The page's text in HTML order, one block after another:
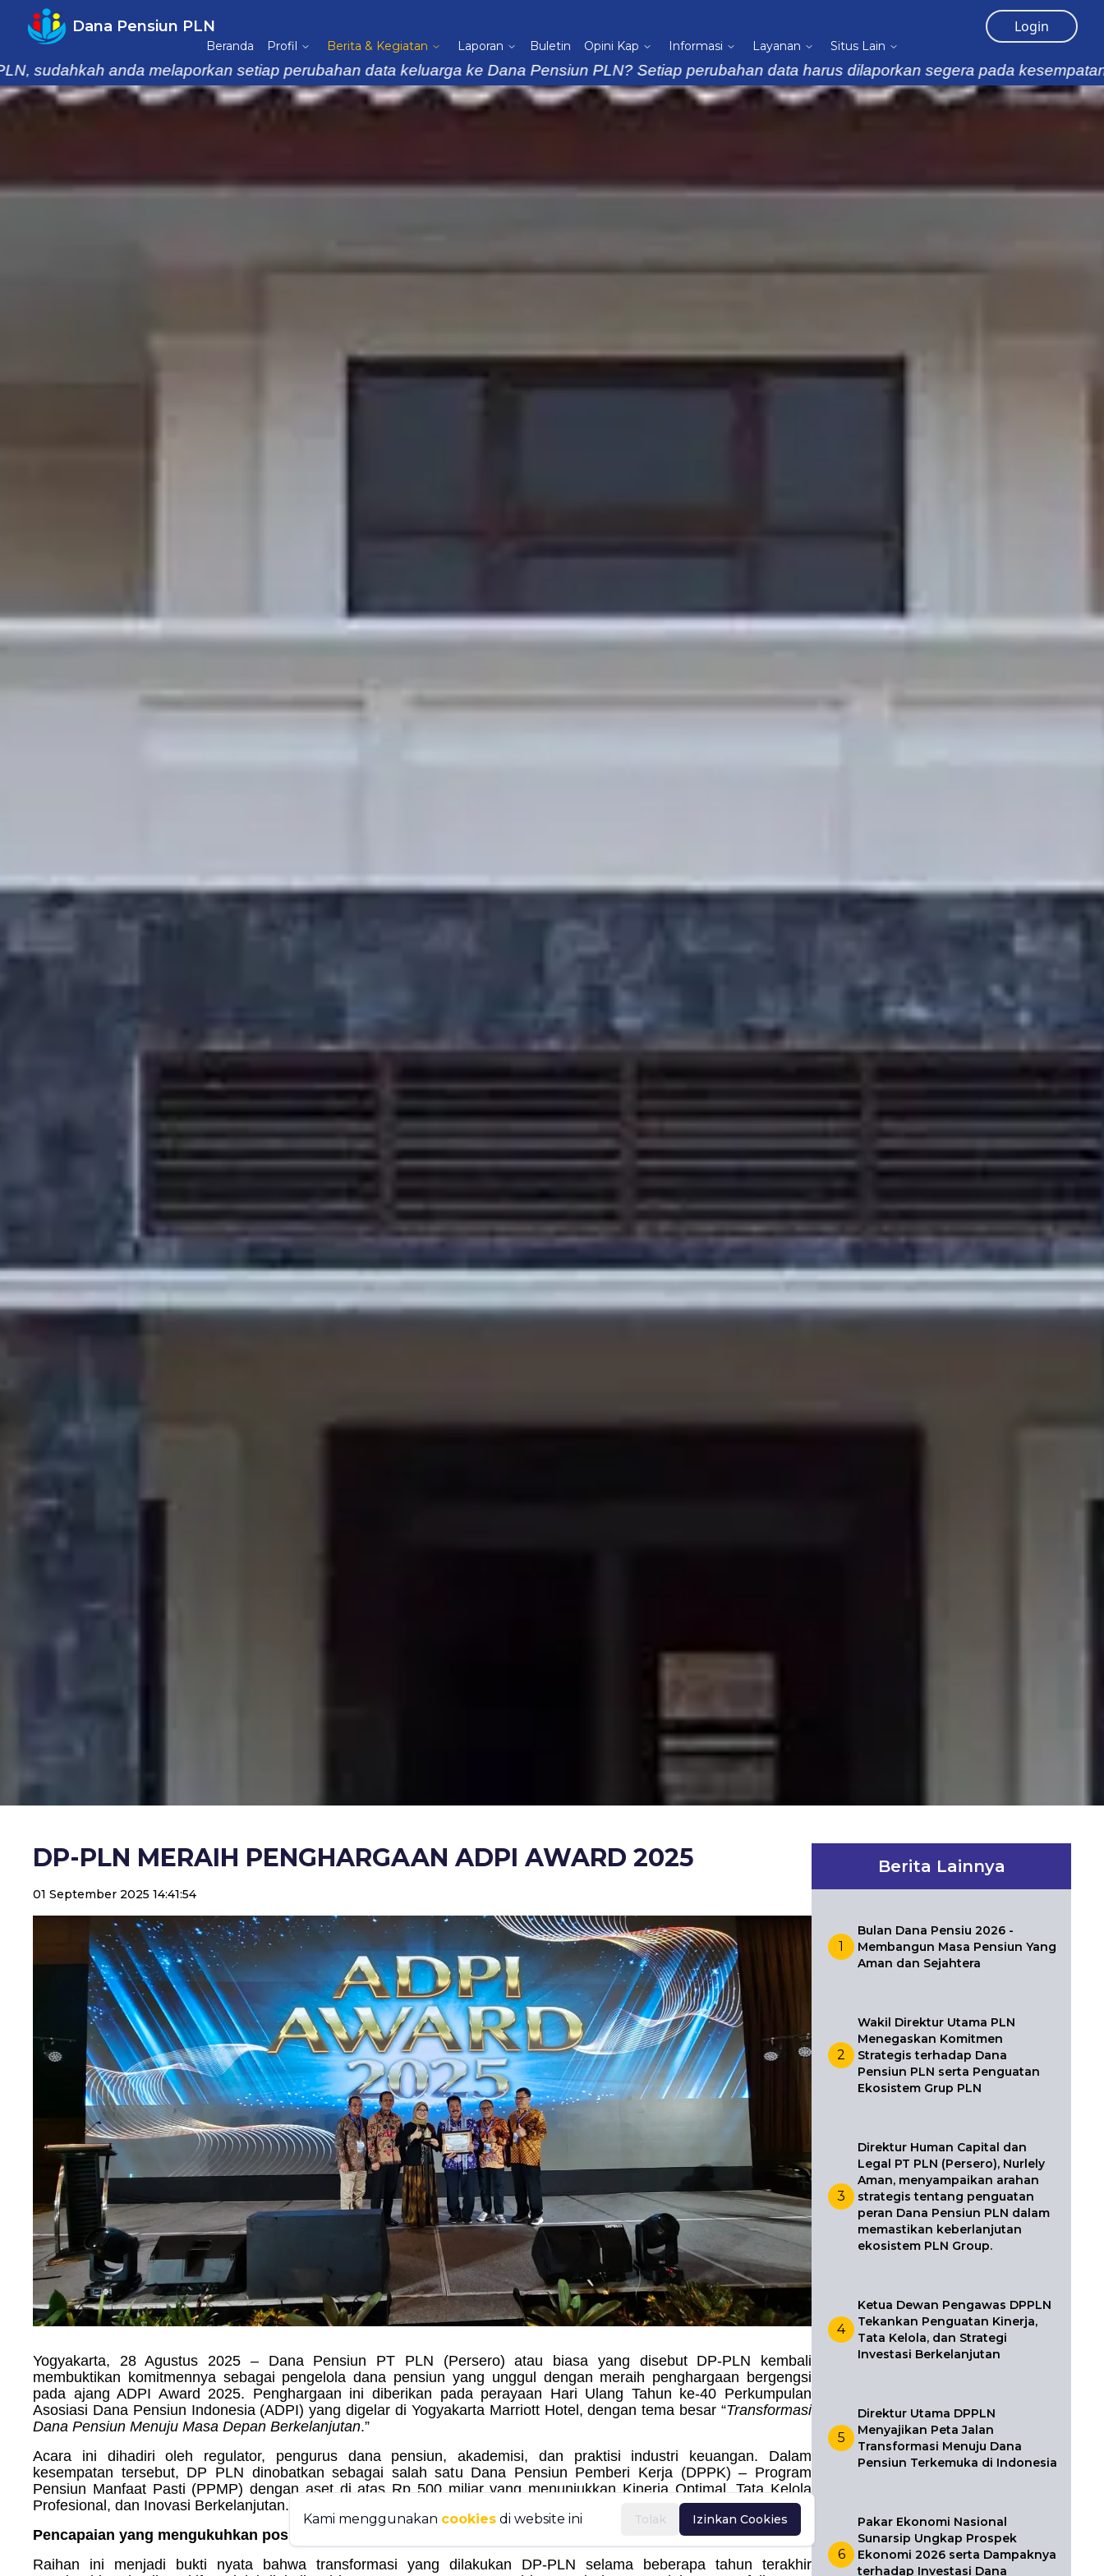
Dana Pensiun PLN Login
Beranda Profil Berita & Kegiatan Laporan Buletin Opini Kap Informasi Layanan Situs Lain
anda melaporkan setiap perubahan data keluarga ke Dana Pensiun PLN? Setiap perubahan data harus dilaporkan segera pada kesempatan
DP-PLN MERAIH PENGHARGAAN ADPI AWARD 2025
01 September 2025 14:41:54
Yogyakarta, 28 Agustus 2025 – Dana Pensiun PT PLN (Persero) atau biasa yang disebut DP-PLN kembali
membuktikan komitmennya sebagai pengelola dana pensiun yang unggul dengan meraih penghargaan bergengsi
pada ajang ADPI Award 2025. Penghargaan ini diberikan pada perayaan Hari Ulang Tahun ke-40 Perkumpulan
Asosiasi Dana Pensiun Indonesia (ADPI) yang digelar di Yogyakarta Marriott Hotel, dengan tema besar “Transformasi
Dana Pensiun Menuju Masa Depan Berkelanjutan.”
Acara ini dihadiri oleh regulator, pengurus dana pensiun, akademisi, dan praktisi industri keuangan. Dalam
kesempatan tersebut, DP PLN dinobatkan sebagai salah satu Dana Pensiun Pemberi Kerja (DPPK) – Program
Pensiun Manfaat Pasti (PPMP) dengan aset di atas Rp 500 miliar yang menunjukkan Kinerja Optimal, Tata Kelola
Profesional, dan Inovasi Berkelanjutan.
Pencapaian yang mengukuhkan posisi DP-PLN
Raihan ini menjadi bukti nyata bahwa transformasi yang dilakukan DP-PLN selama beberapa tahun terakhir
Berita Lainnya
1
Bulan Dana Pensiu 2026 -
Membangun Masa Pensiun Yang
Aman dan Sejahtera
2
Wakil Direktur Utama PLN
Menegaskan Komitmen
Strategis terhadap Dana
Pensiun PLN serta Penguatan
Ekosistem Grup PLN
3
Direktur Human Capital dan
Legal PT PLN (Persero), Nurlely
Aman, menyampaikan arahan
strategis tentang penguatan
peran Dana Pensiun PLN dalam
memastikan keberlanjutan
ekosistem PLN Group.
4
Ketua Dewan Pengawas DPPLN
Tekankan Penguatan Kinerja,
Tata Kelola, dan Strategi
Investasi Berkelanjutan
5
Direktur Utama DPPLN
Menyajikan Peta Jalan
Transformasi Menuju Dana
Pensiun Terkemuka di Indonesia
6
Pakar Ekonomi Nasional
Sunarsip Ungkap Prospek
Ekonomi 2026 serta Dampaknya
terhadap Investasi Dana
Kami menggunakan cookies di website ini Tolak Izinkan Cookies